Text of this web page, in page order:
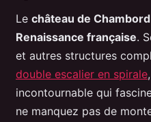
Le château de Chambord
Renaissance française.
et autres structures
double escalier en spirale
incontournable qui
ne manquez pas de